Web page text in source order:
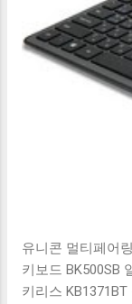
유니콘 멀티페어
키보드 BK500SB
키리스